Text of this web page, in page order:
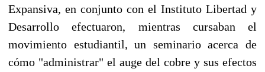
Expansiva, en conjunto con el Instituto Libertad y
Desarrollo efectuaron, mientras cursaban el
movimiento estudiantil, un seminario acerca de
cómo "administrar" el auge del cobre y sus efectos